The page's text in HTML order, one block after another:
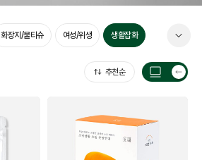
화장지/물티슈 여성/위생 생활잡화
추천순
목